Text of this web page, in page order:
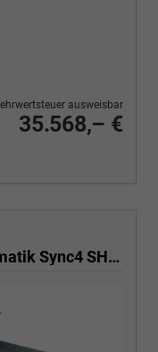
35.568,– €
ausweisbar
Trend 320 L1H1 Klimaautomatik Sync4 SHZ 2 x Einparkhilfe Kamera 5JG